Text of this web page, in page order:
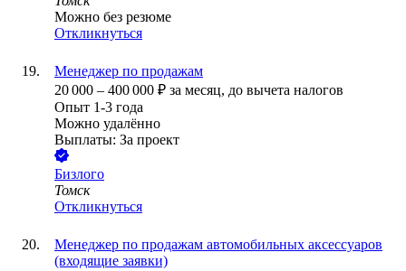
Можно без резюме
Откликнуться
Менеджер по продажам
20 000 – 400 000 ₽ за месяц, до вычета налогов
Опыт 1-3 года
Можно удалённо
Выплаты: За проект
Бизлого
Томск
Откликнуться
Менеджер по продажам автомобильных аксессуаров
(входящие заявки)